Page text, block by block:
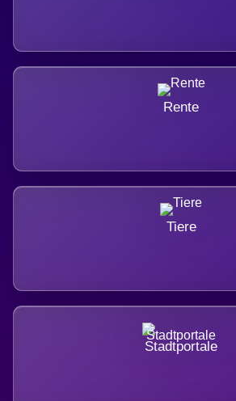
Rente
Tiere
Stadtportale